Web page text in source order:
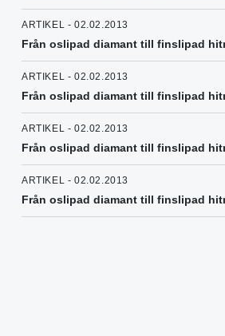
ARTIKEL - 02.02.2013
Från oslipad diamant till finslipad
ARTIKEL - 02.02.2013
Från oslipad diamant till finslipad
ARTIKEL - 02.02.2013
Från oslipad diamant till finslipad
ARTIKEL - 02.02.2013
Från oslipad diamant till finslipad